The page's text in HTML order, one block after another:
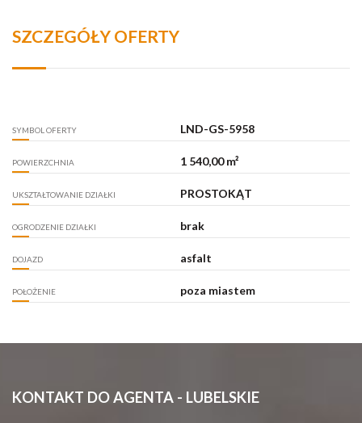
SZCZEGÓŁY OFERTY
SYMBOL OFERTY LND-GS-5958
POWIERZCHNIA 1 540,00 m²
UKSZTAŁTOWANIE DZIAŁKI PROSTOKĄT
OGRODZENIE DZIAŁKI brak
DOJAZD asfalt
POŁOŻENIE poza miastem
KONTAKT DO AGENTA - LUBELSKIE